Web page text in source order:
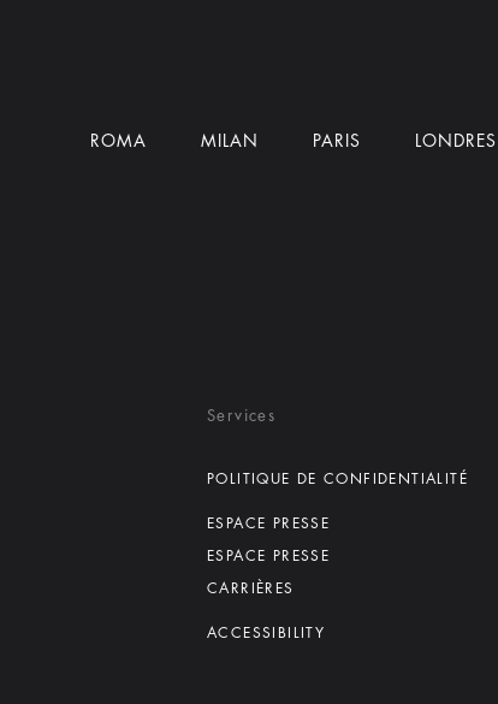
ROMA MILAN PARIS LONDRES
Services
POLITIQUE DE CONFIDENTIALITÉ
ESPACE PRESSE
ESPACE PRESSE
CARRIÈRES
ACCESSIBILITY